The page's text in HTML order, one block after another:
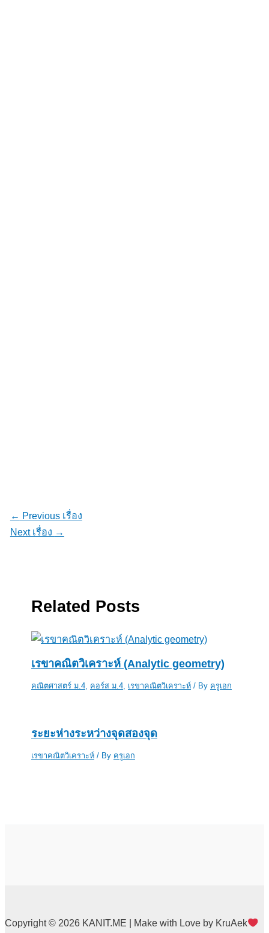
← Previous เรื่อง
Next เรื่อง →
Related Posts
เรขาคณิตวิเคราะห์ (Analytic geometry)
คณิตศาสตร์ ม.4, คอร์ส ม.4, เรขาคณิตวิเคราะห์/ By ครูเอก
ระยะห่างระหว่างจุดสองจุด
เรขาคณิตวิเคราะห์/ By ครูเอก
Copyright © 2026 KANIT.ME | Make with Love by KruAek